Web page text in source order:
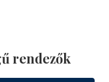
rendezők